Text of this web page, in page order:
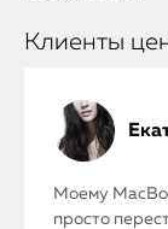
Клиенты
Моему
просто